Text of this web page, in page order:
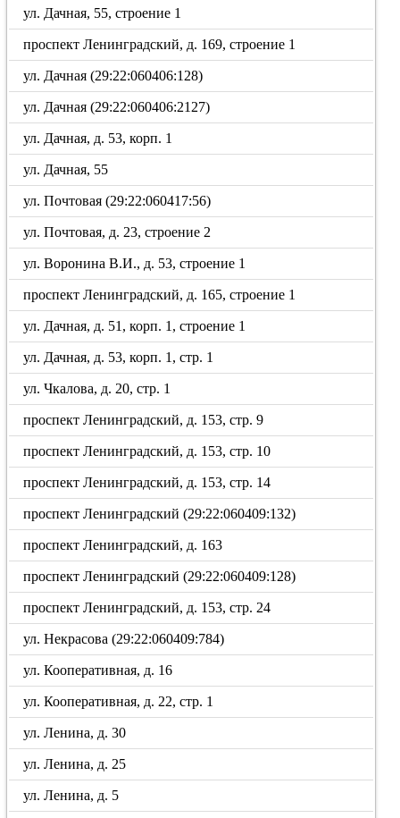
ул. Дачная, 55, строение 1
проспект Ленинградский, д. 169, строение 1
ул. Дачная (29:22:060406:128)
ул. Дачная (29:22:060406:2127)
ул. Дачная, д. 53, корп. 1
ул. Дачная, 55
ул. Почтовая (29:22:060417:56)
ул. Почтовая, д. 23, строение 2
ул. Воронина В.И., д. 53, строение 1
проспект Ленинградский, д. 165, строение 1
ул. Дачная, д. 51, корп. 1, строение 1
ул. Дачная, д. 53, корп. 1, стр. 1
ул. Чкалова, д. 20, стр. 1
проспект Ленинградский, д. 153, стр. 9
проспект Ленинградский, д. 153, стр. 10
проспект Ленинградский, д. 153, стр. 14
проспект Ленинградский (29:22:060409:132)
проспект Ленинградский, д. 163
проспект Ленинградский (29:22:060409:128)
проспект Ленинградский, д. 153, стр. 24
ул. Некрасова (29:22:060409:784)
ул. Кооперативная, д. 16
ул. Кооперативная, д. 22, стр. 1
ул. Ленина, д. 30
ул. Ленина, д. 25
ул. Ленина, д. 5